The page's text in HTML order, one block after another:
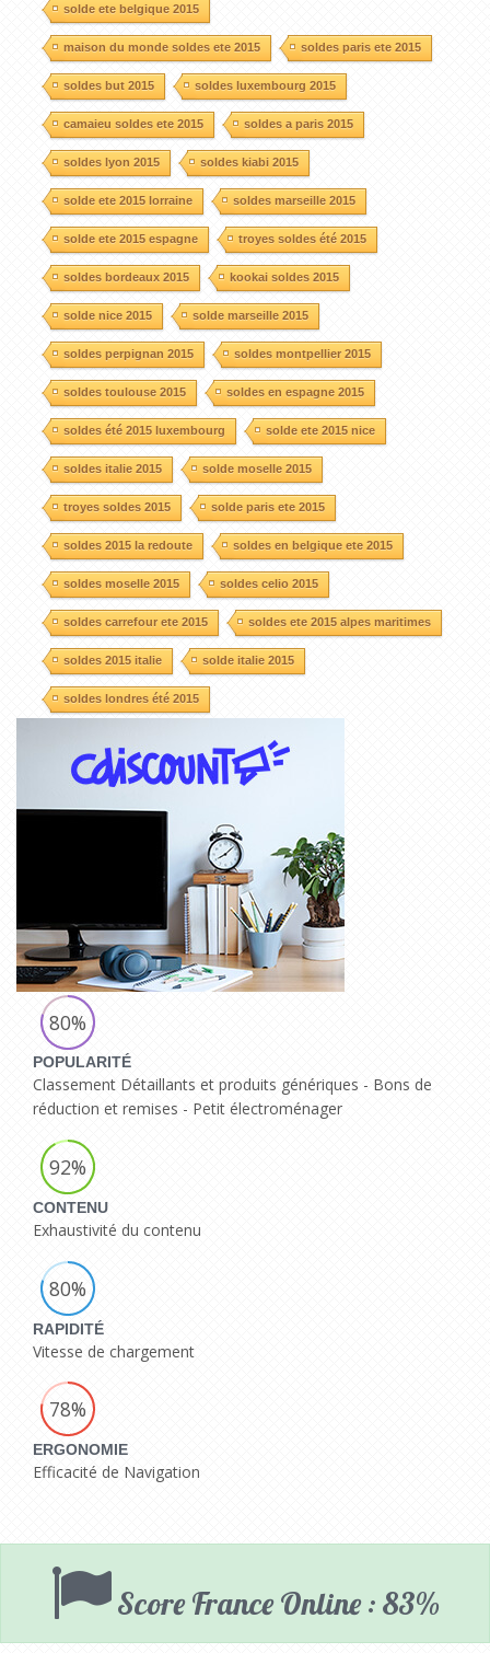
solde ete belgique 2015
maison du monde soldes ete 2015 soldes paris ete 2015
soldes but 2015 soldes luxembourg 2015
camaieu soldes ete 2015 soldes a paris 2015
soldes lyon 2015 soldes kiabi 2015
solde ete 2015 lorraine soldes marseille 2015
solde ete 2015 espagne troyes soldes été 2015
soldes bordeaux 2015 kookai soldes 2015
solde nice 2015 solde marseille 2015
soldes perpignan 2015 soldes montpellier 2015
soldes toulouse 2015 soldes en espagne 2015
soldes été 2015 luxembourg solde ete 2015 nice
soldes italie 2015 solde moselle 2015
troyes soldes 2015 solde paris ete 2015
soldes 2015 la redoute soldes en belgique ete 2015
soldes moselle 2015 soldes celio 2015
soldes carrefour ete 2015 soldes ete 2015 alpes maritimes
soldes 2015 italie solde italie 2015
soldes londres été 2015
80%
POPULARITÉ
Classement Détaillants et produits génériques - Bons de
réduction et remises - Petit électroménager
92%
CONTENU
Exhaustivité du contenu
80%
RAPIDITÉ
Vitesse de chargement
78%
ERGONOMIE
Efficacité de Navigation
Score France Online : 83%